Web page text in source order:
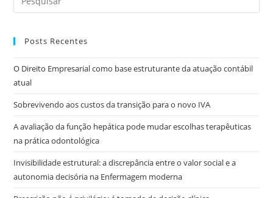
Posts Recentes
O Direito Empresarial como base estruturante da atuação contábil
atual
Sobrevivendo aos custos da transição para o novo IVA
A avaliação da função hepática pode mudar escolhas terapêuticas
na prática odontológica
Invisibilidade estrutural: a discrepância entre o valor social e a
autonomia decisória na Enfermagem moderna